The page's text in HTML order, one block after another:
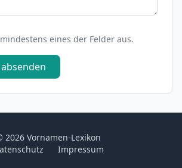
eines der Felder aus.
2026 Vornamen-Lexikon
Impressum